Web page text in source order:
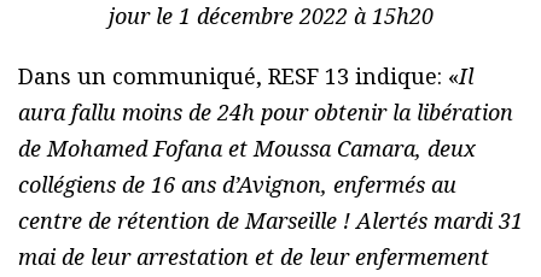
jour le 1 décembre 2022 à 15h20
Dans un communiqué, RESF 13 indique: «Il
aura fallu moins de 24h pour obtenir la libération
de Mohamed Fofana et Moussa Camara, deux
collégiens de 16 ans d’Avignon, enfermés au
centre de rétention de Marseille ! Alertés mardi 31
mai de leur arrestation et de leur enfermement